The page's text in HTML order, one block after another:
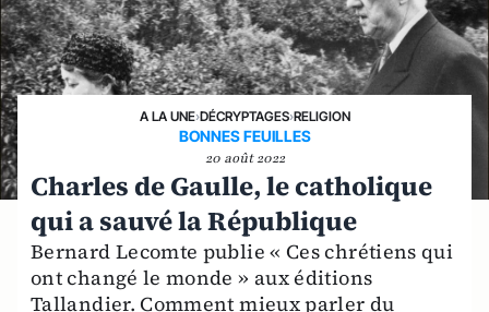
A LA UNE›DÉCRYPTAGES›RELIGION
BONNES FEUILLES
20 août 2022
Charles de Gaulle, le catholique
qui a sauvé la République
Bernard Lecomte publie « Ces chrétiens qui
ont changé le monde » aux éditions
Tallandier. Comment mieux parler du